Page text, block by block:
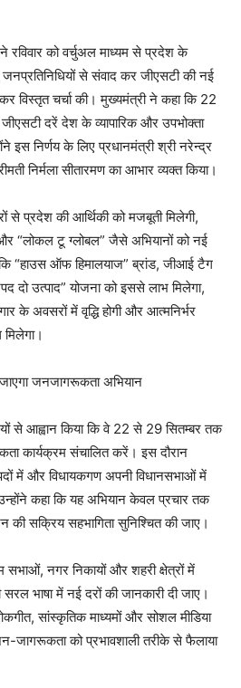
रविवार को वर्चुअल माध्यम से प्रदेश के
से संवाद कर जीएसटी की नई
विस्तृत चर्चा की। मुख्यमंत्री ने कहा कि 22
दरें देश के व्यापारिक और उपभोक्ता
इस निर्णय के लिए प्रधानमंत्री श्री नरेन्द्र
निर्मला सीतारमण का आभार व्यक्त किया।
से प्रदेश की आर्थिकी को मजबूती मिलेगी,
“लोकल टू ग्लोबल” जैसे अभियानों को नई
कि “हाउस ऑफ हिमालयाज” ब्रांड, जीआई टैग
दो उत्पाद” योजना को इससे लाभ मिलेगा,
के अवसरों में वृद्धि होगी और आत्मनिर्भर
जनजागरूकता अभियान
से आह्वान किया कि वे 22 से 29 सितम्बर तक
कार्यक्रम संचालित करें। इस दौरान
में और विधायकगण अपनी विधानसभाओं में
कहा कि यह अभियान केवल प्रचार तक
सक्रिय सहभागिता सुनिश्चित की जाए।
सभाओं, नगर निकायों और शहरी क्षेत्रों में
भाषा में नई दरों की जानकारी दी जाए।
सांस्कृतिक माध्यमों और सोशल मीडिया
जागरूकता को प्रभावशाली तरीके से फैलाया